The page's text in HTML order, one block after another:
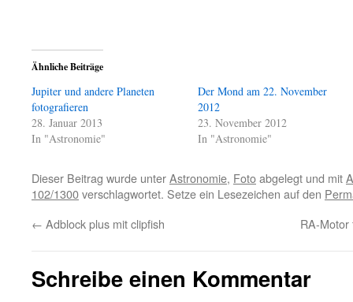
Ähnliche Beiträge
Jupiter und andere Planeten
fotografieren
28. Januar 2013
In "Astronomie"
Der Mond am 22. November
2012
23. November 2012
In "Astronomie"
Dieser Beitrag wurde unterAstronomie, Fotoabgelegt und mit
102/1300verschlagwortet. Setze ein Lesezeichen auf den
← Adblock plus mit clipfish RA-
Schreibe einen Kommentar